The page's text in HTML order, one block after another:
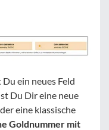
ein neues Feld
Du Dir eine neue
eine klassische
Goldnummer mit